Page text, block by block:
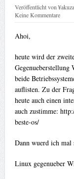
Veröffentlicht von
Keine Kommentare
Ahoi,
heute wird der
beide
auflisten. Zu der
heute auch einen
auch zustimme:
beste-os/
Dann wuerd ich mal
Linux gegenueber